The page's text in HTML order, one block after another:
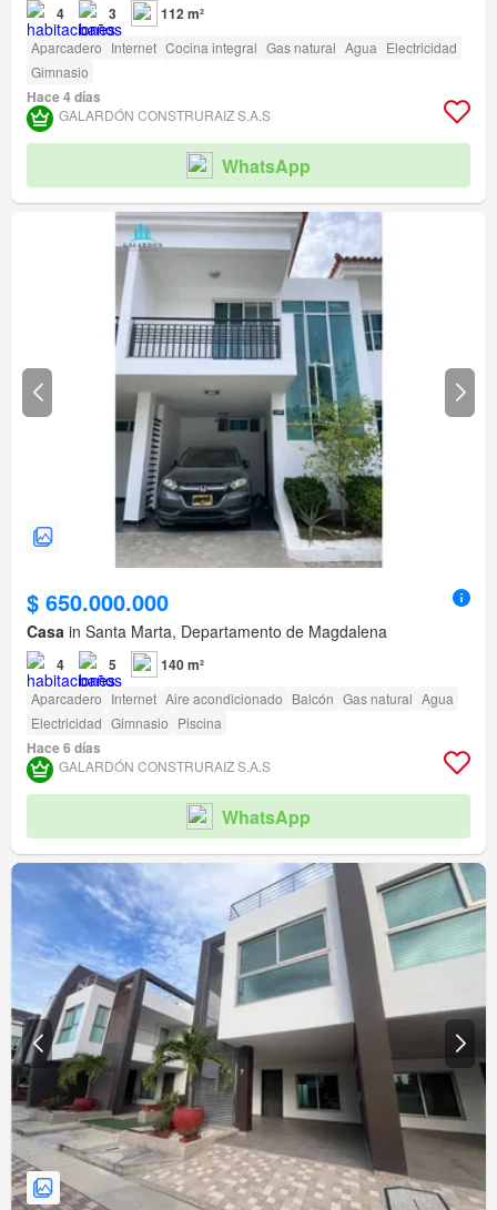
4 3 112 m²
Aparcadero Internet Cocina integral Gas natural Agua Electricidad
Gimnasio
Hace 4 días
GALARDÓN CONSTRURAIZ S.A.S
WhatsApp
$ 650.000.000
Casa in Santa Marta, Departamento de Magdalena
4 5 140 m²
Aparcadero Internet Aire acondicionado Balcón Gas natural Agua
Electricidad Gimnasio Piscina
Hace 6 días
GALARDÓN CONSTRURAIZ S.A.S
WhatsApp